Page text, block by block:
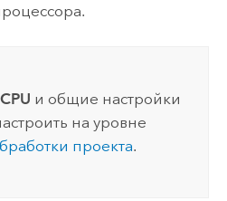
и общие настройки
на уровне
проекта.